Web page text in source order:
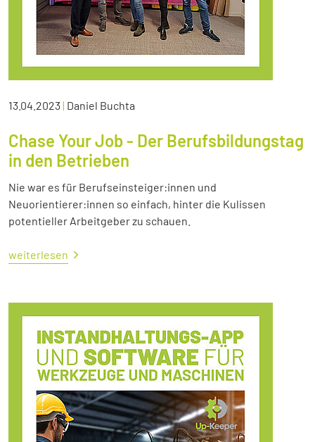
13.04.2023| Daniel Buchta
Chase Your Job - Der Berufsbildungstag
in den Betrieben
Nie war es für Berufseinsteiger:innen und
Neuorientierer:innen so einfach, hinter die Kulissen
potentieller Arbeitgeber zu schauen.
weiterlesen